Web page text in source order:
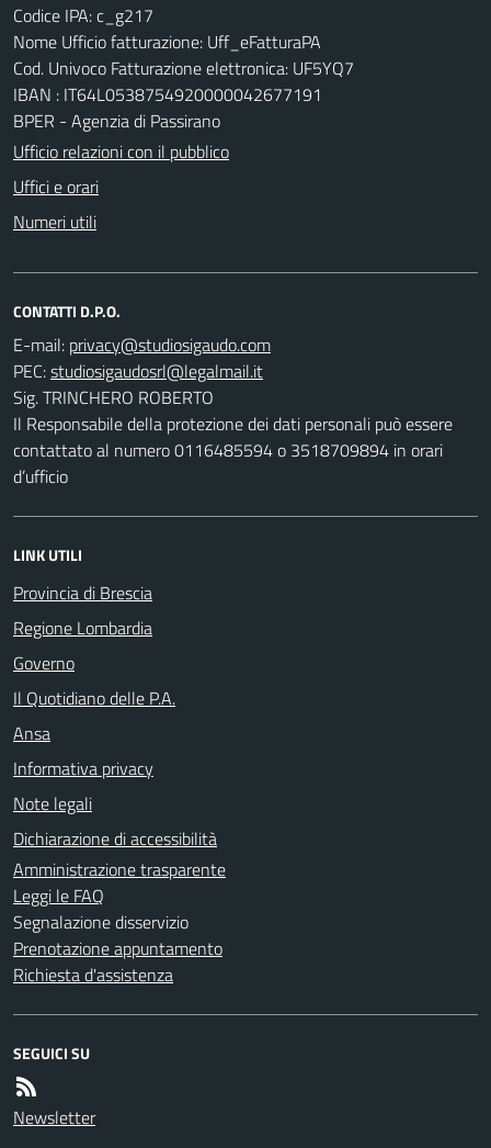
Codice IPA: c_g217
Nome Ufficio fatturazione: Uff_eFatturaPA
Cod. Univoco Fatturazione elettronica: UF5YQ7
IBAN : IT64L0538754920000042677191
BPER - Agenzia di Passirano
Ufficio relazioni con il pubblico
Uffici e orari
Numeri utili
CONTATTI D.P.O.
E-mail:
PEC:
Sig. TRINCHERO ROBERTO
Il Responsabile della protezione dei dati personali può essere
contattato al numero 0116485594 o 3518709894 in orari
d’ufficio
LINK UTILI
Provincia di Brescia
Regione Lombardia
Governo
Il Quotidiano delle P.A.
Ansa
Informativa privacy
Note legali
Dichiarazione di accessibilità
Amministrazione trasparente
Leggi le FAQ
Segnalazione disservizio
Prenotazione appuntamento
Richiesta d'assistenza
SEGUICI SU
Newsletter